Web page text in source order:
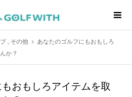
, その他
あなたのゴルフにもおもしろ
か？
おもしろアイテムを取